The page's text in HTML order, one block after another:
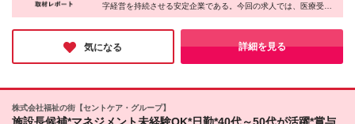
字経営を持続させる安定企業である。今回の求人では、医療受付
事務職、医師事務作業補助を募集。未経験から医療貢献に挑戦で
きる魅力がある。また同社では女性の活躍を支援する企業として
「くるみんマーク」を取得。女性管理職も多数登用しており、長
く活躍していける土壌ができている。
気になる 詳細を見る
株式会社福祉の街【セントケア・グループ】